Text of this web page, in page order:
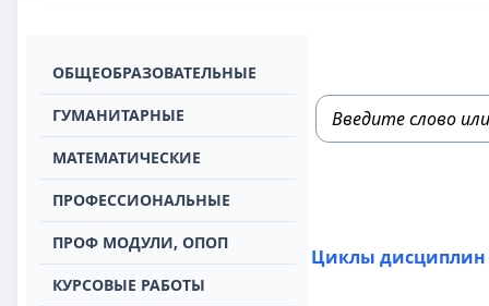
OБЩЕОБРАЗОВАТЕЛЬНЫЕ
ГУМАНИТАРНЫЕ
МАТЕМАТИЧЕСКИЕ
ПРОФЕССИОНАЛЬНЫЕ
ПРОФ МОДУЛИ, ОПОП
КУРСОВЫЕ РАБОТЫ
Циклы дисциплин